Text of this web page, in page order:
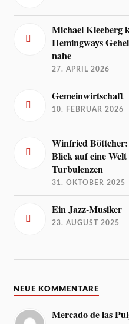
Michael Kleeberg
Hemingways
nahe
27. APRIL 2026
Gemeinwirtschaft
10. FEBRUAR 2026
Winfried
Blick auf eine
Turbulenzen
31. OKTOBER 2025
Ein Jazz-Musiker
23. AUGUST 2025
NEUE KOMMENTARE
Mercado de las